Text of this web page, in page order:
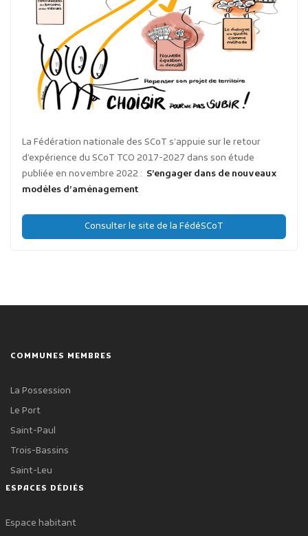
La Fédération nationale des SCoT s’appuie sur le retour
d’expérience du SCoT TCO 2017-2027 dans son étude
publiée en novembre 2022 : S’engager dans de nouveaux
modèles d’aménagement
Consulter le site de la FédéSCoT
COMMUNES MEMBRES
La Possession
Le Port
Saint-Paul
Trois-Bassins
Saint-Leu
ESPACES DÉDIÉS
Espace habitant